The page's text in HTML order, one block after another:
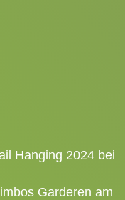
Hanging 2024 bei
Garderen am